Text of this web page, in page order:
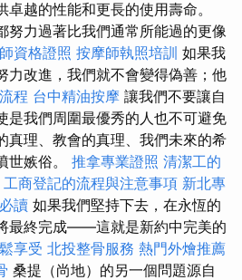
越的性能和更長的使用壽命。
努力過著比我們通常所能過的更像
資格證照 按摩師執照培訓 如果我
力改進，我們就不會變得偽善；他
程 台中精油按摩 讓我們不要讓自
是我們周圍最優秀的人也不可避免
真理、​​教會的真理、我們未來的希
世嫉俗。 推拿專業證照 清潔工的
工商登記的流程與注意事項 新北專
讀 如果我們堅持下去，在永恆的
最終完成——這就是新約中完美的
享受 北投整骨服務 熱門外燴推薦
桑提（尚地）的另一個問題源自